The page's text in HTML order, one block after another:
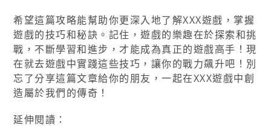
希望這篇攻略能幫助你更深入地了解XXX遊戲，掌握
遊戲的技巧和秘訣。記住，遊戲的樂趣在於探索和挑
戰，不斷學習和進步，才能成為真正的遊戲高手！現
在就去遊戲中實踐這些技巧，讓你的戰力飆升吧！別
忘了分享這篇文章給你的朋友，一起在XXX遊戲中創
造屬於我們的傳奇！
延伸閱讀：